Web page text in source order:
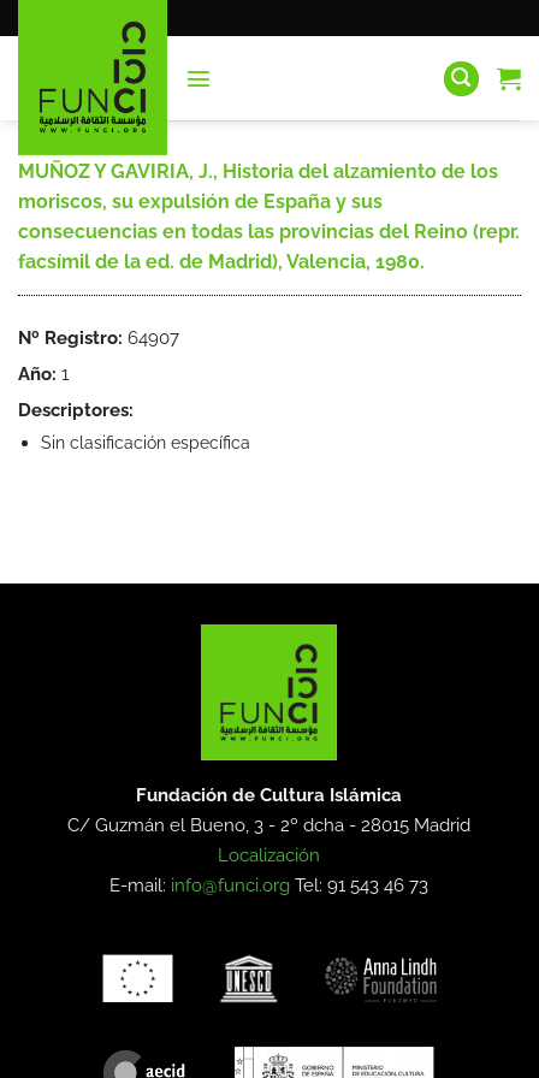
al
MUÑOZ Y GAVIRIA, J., Historia del alzamiento de los
moriscos, su expulsión de España y sus
consecuencias en todas las provincias del Reino (repr.
facsímil de la ed. de Madrid), Valencia, 1980.
Nº Registro: 64907
Año: 1
Descriptores:
Sin clasificación específica
Fundación de Cultura Islámica
C/ Guzmán el Bueno, 3 - 2º dcha -28015 Madrid
Localización
E-mail: info@funci.org Tel: 91 543 46 73